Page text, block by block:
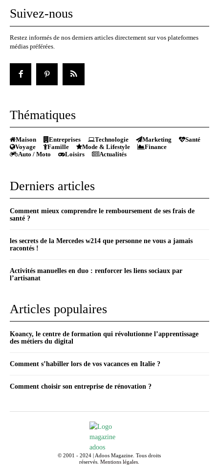
Suivez-nous
Restez informés de nos derniers articles directement sur vos plateformes
médias préférées.
Thématiques
Maison Entreprises Technologie Marketing
Santé
Voyage
Famille Mode & Lifestyle
Finance
Auto / Moto
Loisirs Actualités
Derniers articles
Comment mieux comprendre le remboursement de ses frais de
santé ?
les secrets de la Mercedes w214 que personne ne vous a jamais
racontés !
Activités manuelles en duo : renforcer les liens sociaux par
l’artisanat
Articles populaires
Koancy, le centre de formation qui révolutionne l’apprentissage
des métiers du digital
Comment s’habiller lors de vos vacances en Italie ?
Comment choisir son entreprise de rénovation ?
© 2001 - 2024 | Adoos Magazine. Tous droits
réservés.Mentions légales